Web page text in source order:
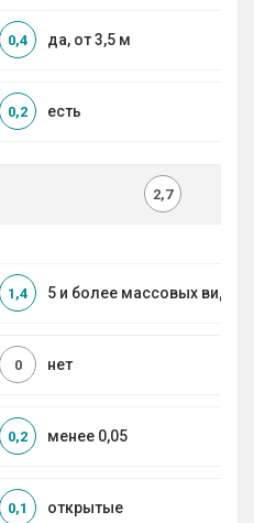
да, от 3,5 м
0,4
есть
0,2
2,7
5 и более массовых видов
1,4
нет
0
менее 0,05
0,2
открытые
0,1